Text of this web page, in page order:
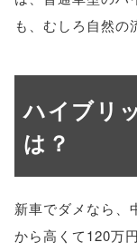
も、むしろ自然の
ハイブリ
は？
新車でダメなら、
から高くて120万